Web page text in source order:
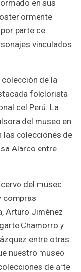
en sus
parte de
vinculados
de la
folclorista
del Perú. La
del museo en
las colecciones de
Alarco entre
del museo
compras
Arturo Jiménez
Chamorro y
entre otras.
nuestro museo
de arte